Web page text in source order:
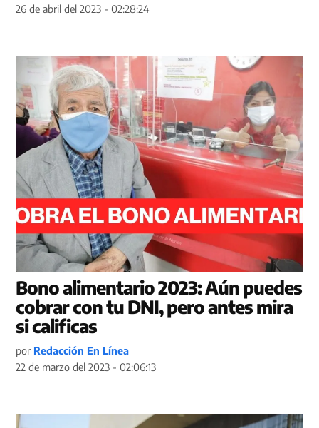
26 de abril del 2023 - 02:28:24
Bono alimentario 2023: Aún puedes
cobrar con tu DNI, pero antes mira
si calificas
por Redacción En Línea
22 de marzo del 2023 - 02:06:13